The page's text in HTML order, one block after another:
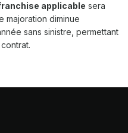
applicable sera
majoration diminue
sans sinistre, permettant